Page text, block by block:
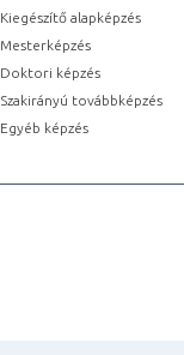
Kiegészítő alapképzés
Mesterképzés
Doktori képzés
Szakirányú továbbképzés
Egyéb képzés